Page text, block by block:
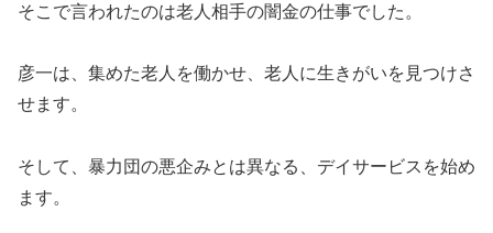
そこで言われたのは老人相手の闇金の仕事でした。
彦一は、集めた老人を働かせ、老人に生きがいを見つけさ
せます。
そして、暴力団の悪企みとは異なる、デイサービスを始め
ます。